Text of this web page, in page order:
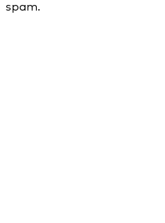
spam.